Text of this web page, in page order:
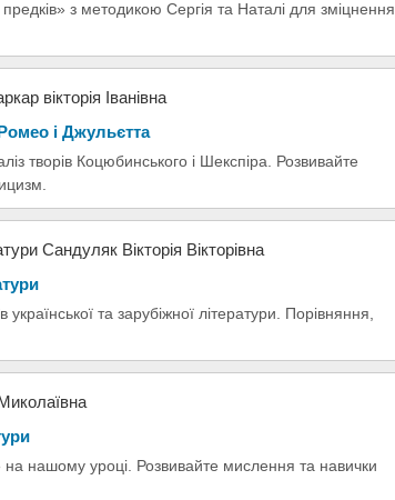
з методикою Сергія та Наталі для зміцнення
вікторія Іванівна
і Джульєтта
творів Коцюбинського і Шекспіра. Розвивайте
Сандуляк Вікторія Вікторівна
та зарубіжної літератури. Порівняння,
на нашому уроці. Розвивайте мислення та навички